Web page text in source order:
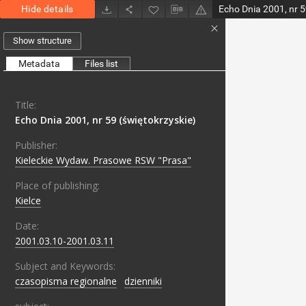
Hide details Echo Dnia 2001, nr
Show structure
Metadata Files list
Title:
Echo Dnia 2001, nr 59 (świętokrzyskie)
Publisher:
Kieleckie Wydaw. Prasowe RSW "Prasa"
Place of publishing:
Kielce
Date:
2001.03.10-2001.03.11
Subject and Keywords:
czasopisma regionalne
dzienniki